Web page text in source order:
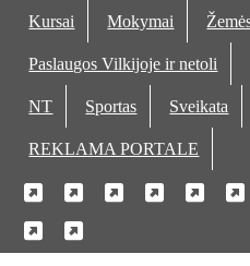
Skip
content
Kursai Mokymai
Paslaugos Vilkijoje ir netoli
NT Sportas Sveikata
REKLAMA PORTALE
Kursai
Mokymai
Žemės
Verslas
REKLAMA